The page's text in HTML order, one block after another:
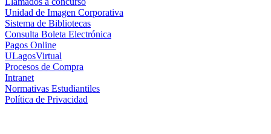
Unidad de Imagen Corporativa
Sistema de Bibliotecas
Consulta Boleta Electrónica
Pagos Online
ULagosVirtual
Procesos de Compra
Intranet
Normativas Estudiantiles
Política de Privacidad